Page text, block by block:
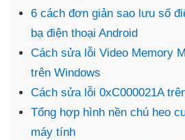
6 cách đơn giản sao lưu số
bạ điện thoại Android
Cách sửa lỗi Video Memory
trên Windows
Cách sửa lỗi 0xC000021A
Tổng hợp hình nền chú heo
máy tính